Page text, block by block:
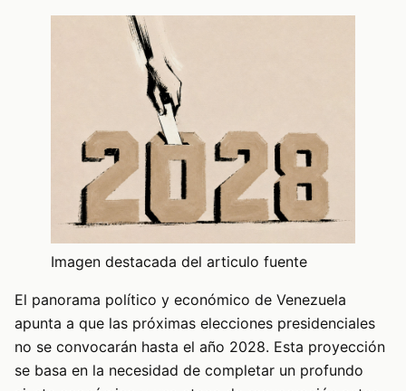
Imagen destacada del articulo fuente
El panorama político y económico de Venezuela
apunta a que las próximas elecciones presidenciales
no se convocarán hasta el año 2028. Esta proyección
se basa en la necesidad de completar un profundo